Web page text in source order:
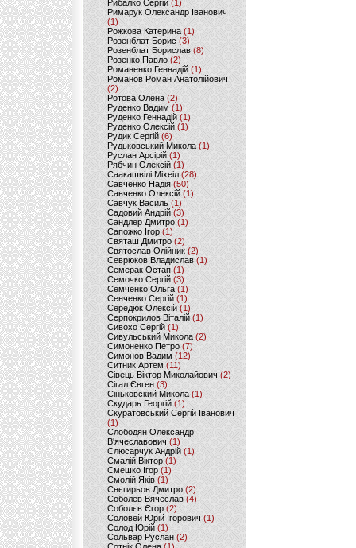
Рибалко Сергій (1)
Римарук Олександр Іванович
(1)
Рожкова Катерина(1)
Розенблат Борис (3)
Розенблат Борислав (8)
Розенко Павло (2)
Романенко Геннадій (1)
Романов Роман Анатолійович
(2)
Ротова Олена(2)
Руденко Вадим (1)
Руденко Геннадій (1)
Руденко Олексій(1)
Рудик Сергій(6)
Рудьковський Микола (1)
Руслан Арсірій(1)
Рябчин Олексій (1)
Саакашвілі Міхеіл(28)
Савченко Надія (50)
Савченко Олексій(1)
Савчук Василь (1)
Садовий Андрій (3)
Сандлер Дмитро(1)
Сапожко Ігор(1)
Святаш Дмитро (2)
Святослав Олійник (2)
Севрюков Владислав (1)
Семерак Остап (1)
Семочко Сергій (3)
Семченко Ольга (1)
Сенченко Сергій(1)
Середюк Олексій(1)
Серпокрилов Віталій(1)
Сивохо Сергій(1)
Сивульський Микола(2)
Симоненко Петро(7)
Симонов Вадим (12)
Ситник Артем(11)
Сівець Віктор Миколайович(2)
Сігал Євген (3)
Сіньковский Микола(1)
Скударь Георгій (1)
Скуратовський Сергій Іванович
(1)
Слободян Олександр
В'ячеславович(1)
Слюсарчук Андрій(1)
Смалій Віктор (1)
Смешко Ігор (1)
Смолій Яків (1)
Снєгирьов Дмитро (2)
Соболев Вячеслав (4)
Соболєв Єгор(2)
Соловей Юрій Ігорович (1)
Солод Юрій (1)
Сольвар Руслан (2)